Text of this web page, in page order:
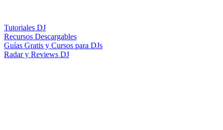
Tutoriales DJ
Recursos Descargables
Guías Gratis y Cursos para DJs
Radar y Reviews DJ